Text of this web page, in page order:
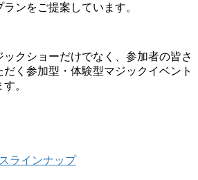
ンをご提案しています。
ックショーだけでなく、参加者の皆さ
く参加型・体験型マジックイベント
。
ラインナップ